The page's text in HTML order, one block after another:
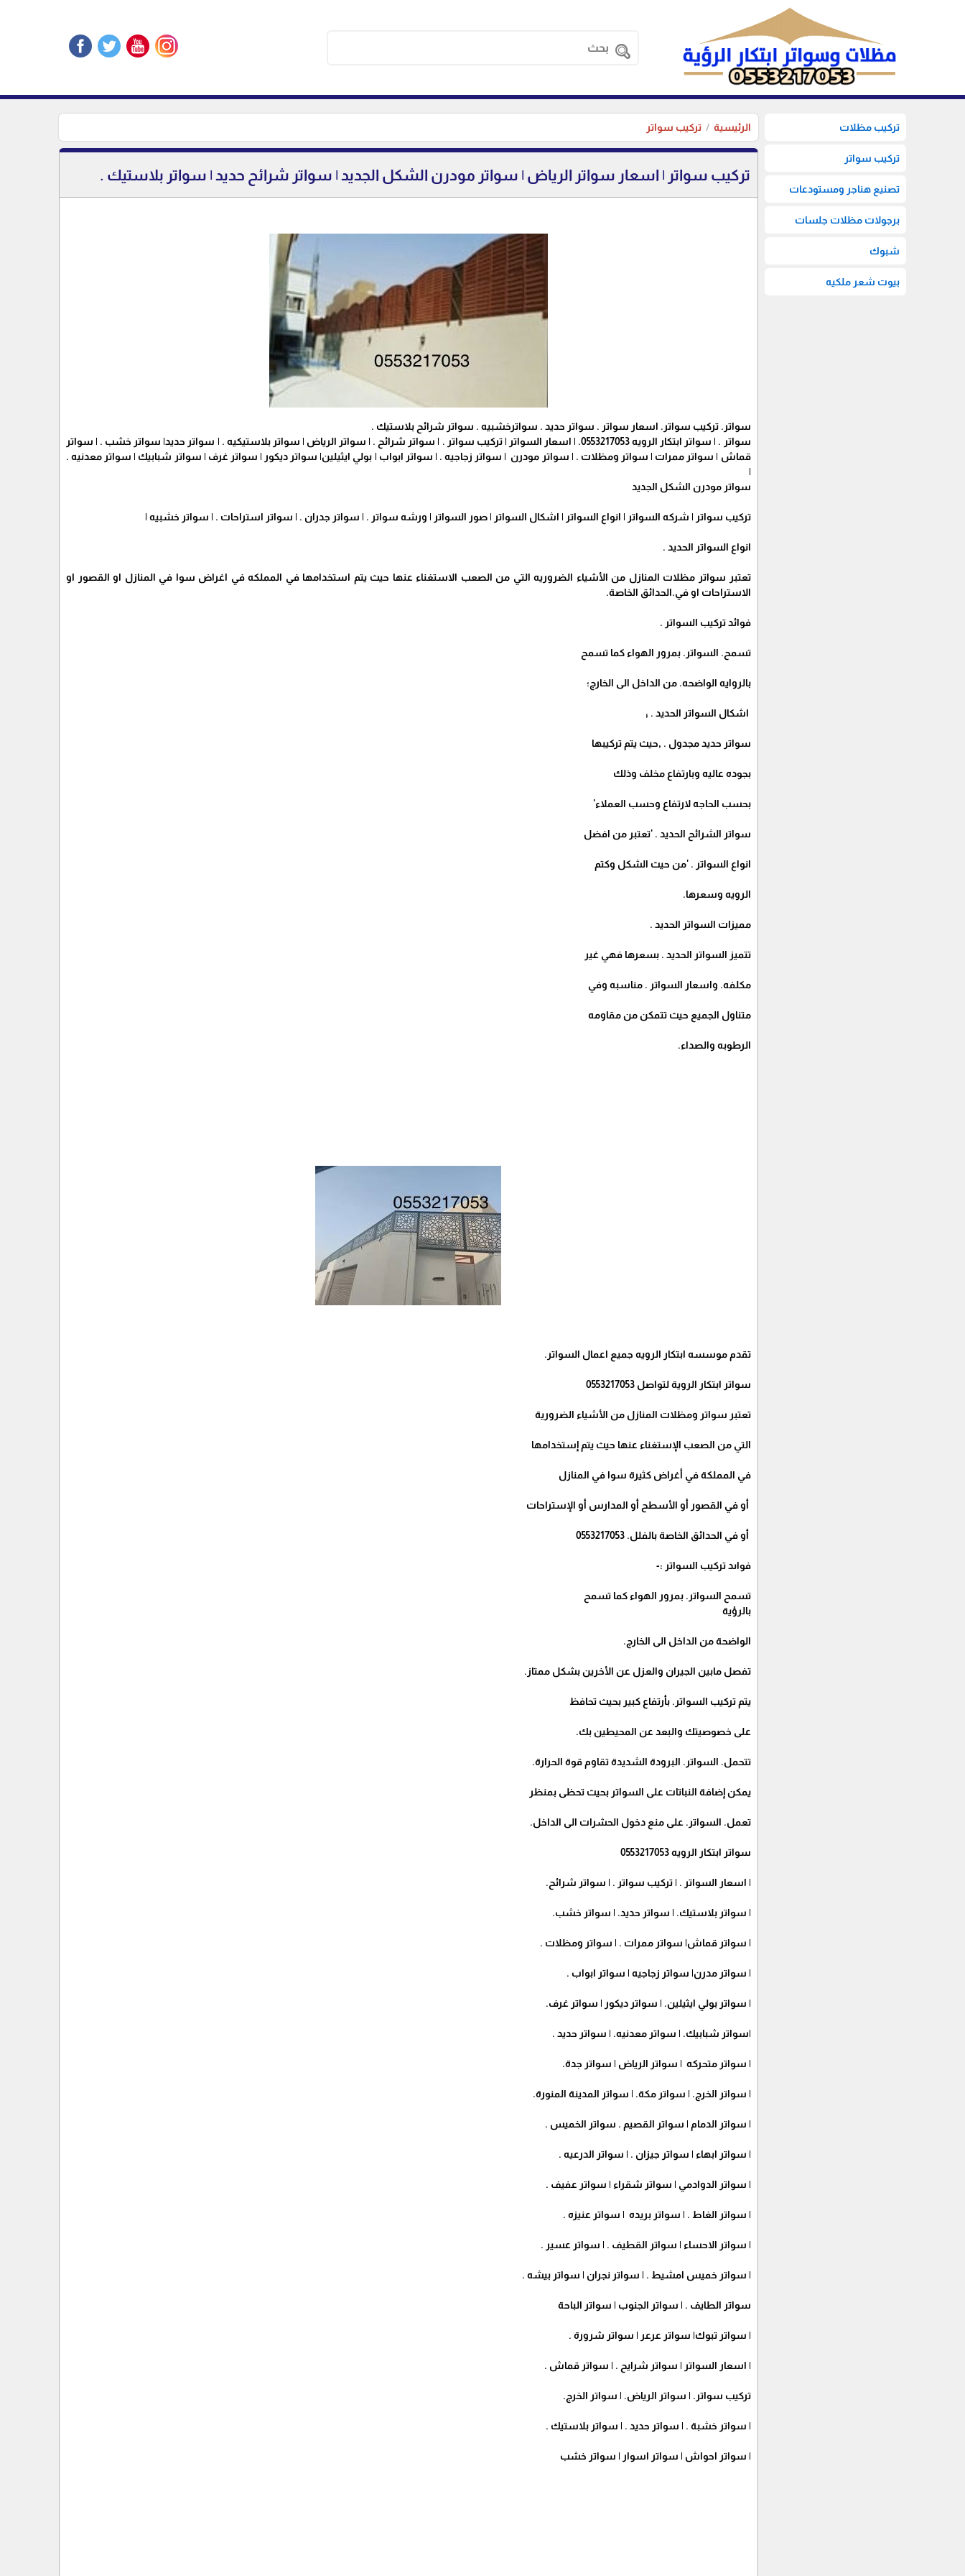
تركيب مظلات
تركيب سواتر
تصنيع هناجر ومستودعات
برجولات مظلات جلسات
شبوك
بيوت شعر ملكيه
الرئيسية تركيب سواتر
تركيب سواتر | اسعار سواتر الرياض | سواتر مودرن الشكل الجديد | سواتر شرائح حديد | سواتر بلاستيك .
سواتر. تركيب سواتر. اسعار سواتر . سواتر حديد . سواترخشبيه . سواتر شرائح بلاستيك .
سواتر . | سواتر ابتكار الرويه 0553217053. | اسعار السواتر | تركيب سواتر . | سواتر شرائح . | سواتر الرياض | سواتر بلاستيكيه . | سواتر حديد| سواتر خشب . | سواتر
قماش | سواتر ممرات | سواتر ومظلات . | سواتر مودرن | سواتر زجاجيه . | سواتر ابواب | بولي ايثيلين| سواتر ديكور | سواتر غرف | سواتر شبابيك | سواتر معدنيه .
|
سواتر مودرن الشكل الجديد
تركيب سواتر | شركه السواتر | انواع السواتر | اشكال السواتر | صور السواتر | ورشه سواتر . | سواتر جدران . | سواتر استراحات . | سواتر خشبيه |
انواع السواتر الحديد .
تعتبر سواتر مظلات المنازل من الأشياء الضروريه التي من الصعب الاستغناء عنها حيث يتم استخدامها في المملكه في اغراض سوا في المنازل او القصور او
الاستراحات او في.الحدائق الخاصة.
فوائد تركيب السواتر .
تسمح. السواتر. بمرور الهواء كما تسمح
بالروايه الواضحه. من الداخل الى الخارج؛
اشكال السواتر الحديد . ;
سواتر حديد مجدول . ,حيث يتم تركيبها
بجوده عاليه وبارتفاع مخلف وذلك
بحسب الحاجه لارتفاع وحسب العملاء'
سواتر الشرائح الحديد . 'تعتبر من افضل
انواع السواتر . 'من حيث الشكل وكتم
الرويه وسعرها.
مميزات السواتر الحديد .
تتميز السواتر الحديد . بسعرها فهي غير
مكلفه. واسعار السواتر . مناسبه وفي
متناول الجميع حيث تتمكن من مقاومه
الرطوبه والصداء.
تقدم موسسه ابتكار الرويه جميع اعمال السواتر.
سواتر ابتكار الروية لتواصل 0553217053
تعتبر سواتر ومظلات المنازل من الأشياء الضرورية
التي من الصعب الإستغناء عنها حيث يتم إستخدامها
في المملكة في أغراض كثيرة سوا في المنازل
أو في القصور أو الأسطح أو المدارس أو الإستراحات
أو في الحدائق الخاصة بالفلل. 0553217053
فواىد تركيب السواتر :-
تسمح السواتر. بمرور الهواء كما تسمح
بالرؤية
الواضحة من الداخل الى الخارج.
تفصل مابين الجيران والعزل عن الأخرين بشكل ممتاز.
يتم تركيب السواتر. بأرتفاع كبير بحيث تحافظ
على خصوصيتك والبعد عن المحيطين بك.
تتحمل. السواتر. البرودة الشديدة تقاوم قوة الحرارة.
يمكن إضافة النباتات على السواتر بحيث تحظى بمنظر
تعمل. السواتر. على منع دخول الحشرات الى الداخل.
سواتر ابتكار الرويه 0553217053
| اسعار السواتر . | تركيب سواتر . | سواتر شرائح.
| سواتر بلاستيك. | سواتر حديد. | سواتر خشب.
| سواتر قماش| سواتر ممرات . | سواتر ومظلات .
| سواتر مدرن| سواتر زجاجيه | سواتر ابواب .
| سواتر بولي ايثيلين. | سواتر ديكور | سواتر غرف.
|سواتر شبابيك. | سواتر معدنيه. | سواتر حديد .
| سواتر متحركه | سواتر الرياض | سواتر جدة.
| سواتر الخرج. | سواتر مكة. | سواتر المدينة المنورة.
| سواتر الدمام | سواتر القصيم . سواتر الخميس .
| سواتر ابهاء | سواتر جيزان . | سواتر الدرعيه .
| سواتر الدوادمي | سواتر شقراء | سواتر عفيف .
| سواتر الغاط . | سواتر بريده | سواتر عنيزه .
| سواتر الاحساء | سواتر القطيف . | سواتر عسير .
| سواتر خميس امشيط . | سواتر نجران | سواتر بيشه .
سواتر الطايف . | سواتر الجنوب | سواتر الباحة
| سواتر تبوك| سواتر عرعر | سواتر شرورة .
| اسعار السواتر | سواتر شرايح . | سواتر قماش .
تركيب سواتر. | سواتر الرياض. | سواتر الخرج.
| سواتر خشبة . | سواتر حديد . | سواتر بلاستيك .
| سواتر احواش | سواتر اسوار | سواتر خشب